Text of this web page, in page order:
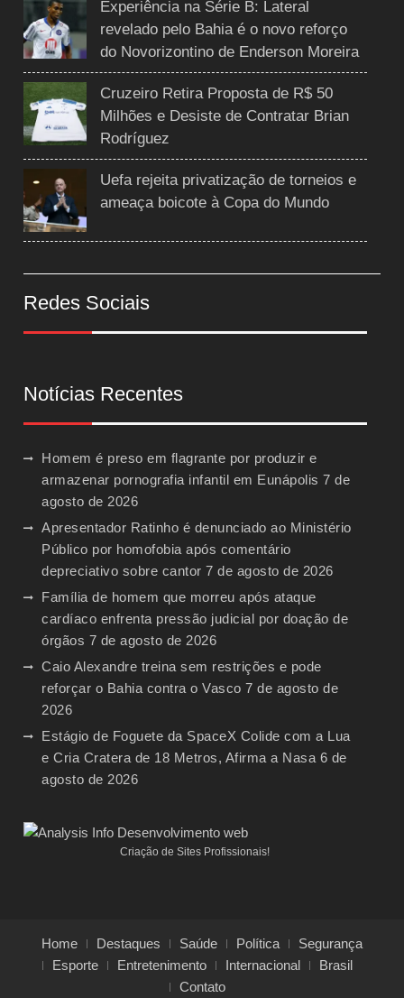
Experiência na Série B: Lateral
revelado pelo Bahia é o novo reforço
do Novorizontino de Enderson Moreira
Cruzeiro Retira Proposta de R$ 50
Milhões e Desiste de Contratar Brian
Rodríguez
Uefa rejeita privatização de torneios e
ameaça boicote à Copa do Mundo
Redes Sociais
Notícias Recentes
Homem é preso em flagrante por produzir e
armazenar pornografia infantil em Eunápolis 7 de
agosto de 2026
Apresentador Ratinho é denunciado ao Ministério
Público por homofobia após comentário
depreciativo sobre cantor 7 de agosto de 2026
Família de homem que morreu após ataque
cardíaco enfrenta pressão judicial por doação de
órgãos 7 de agosto de 2026
Caio Alexandre treina sem restrições e pode
reforçar o Bahia contra o Vasco 7 de agosto de
2026
Estágio de Foguete da SpaceX Colide com a Lua
e Cria Cratera de 18 Metros, Afirma a Nasa 6 de
agosto de 2026
Criação de Sites Profissionais!
Home Destaques Saúde Política
Segurança
Esporte
Entretenimento Internacional
Brasil
Contato